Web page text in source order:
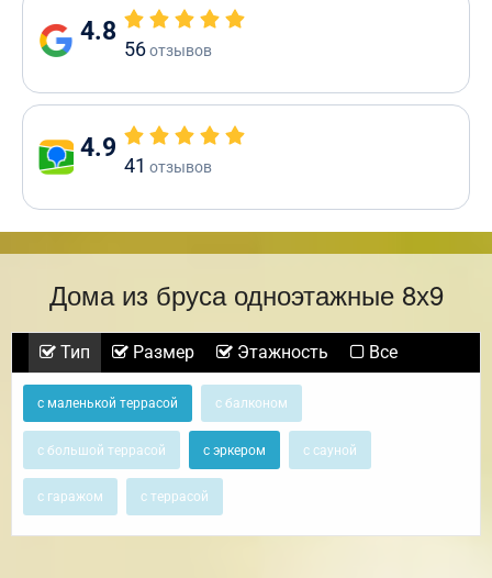
4.8
56отзывов
4.9
41 отзывов
Дома из бруса одноэтажные 8х9
Тип Размер Этажность Все
с маленькой террасой с балконом
с большой террасой с эркером с сауной
с гаражом с террасой